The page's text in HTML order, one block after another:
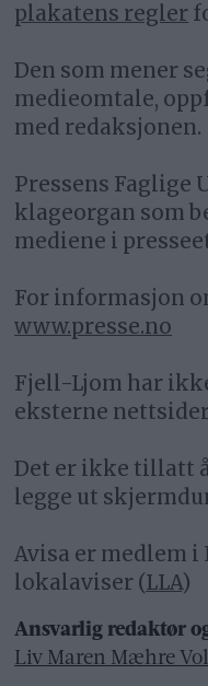
plakatens regler
Den som mener
medieomtale,
med redaksjonen.
Pressens Faglige
klageorgan som
mediene i
For informasjon
www.presse.no
Fjell-Ljom har
eksterne
Det er ikke tillatt
legge ut
Avisa er medlem
lokalaviser (LLA)
Ansvarlig redaktør
Liv Maren Mæhre